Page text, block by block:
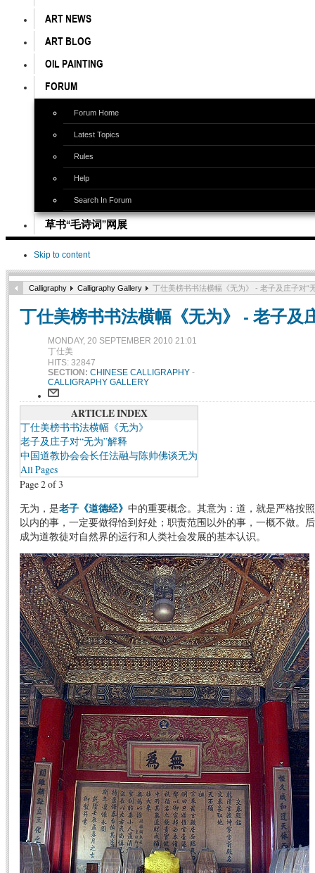
ART NEWS
ART BLOG
OIL PAINTING
FORUM
Forum Home
Latest Topics
Rules
Help
Search In Forum
草书“毛诗词”网展
Skip to content
Calligraphy Calligraphy Gallery 丁仕美榜书书法横幅《无为》 - 老子及庄子对“
丁仕美榜书书法横幅《无为》 - 老子及
MONDAY, 20 SEPTEMBER 2010 21:01
丁仕美
HITS: 32847
SECTION: CHINESE CALLIGRAPHY -
CALLIGRAPHY GALLERY
ARTICLE INDEX
丁仕美榜书书法横幅《无为》
老子及庄子对“无为”解释
中国道教协会会长任法融与陈帅佛谈无为
All Pages
Page 2 of 3
无为，是老子《道德经》 中的重要概念。其意为：道，就是严格按
以内的事，一定要做得恰到好处；职责范围以外的事，一概不做。
成为道教徒对自然界的运行和人类社会发展的基本认识。